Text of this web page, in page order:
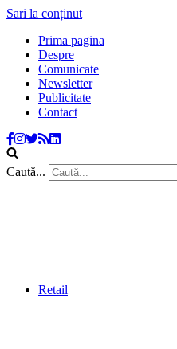
Sari la conținut
Prima pagina
Despre
Comunicate
Newsletter
Publicitate
Contact
Caută...
Retail